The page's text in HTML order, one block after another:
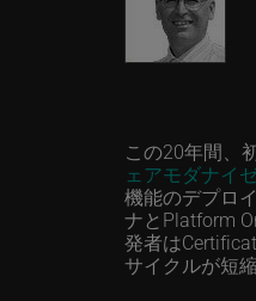
この20年間、
ェアモダナイ
機能のデプロ
ナとPlatform
発者は
サイクルが短